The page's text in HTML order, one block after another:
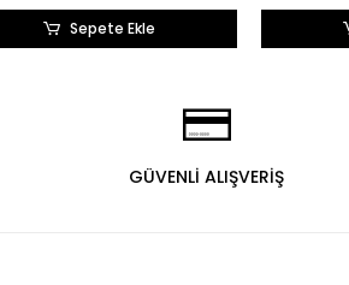
Sepete Ekle
GÜVENLİ ALIŞVERİŞ